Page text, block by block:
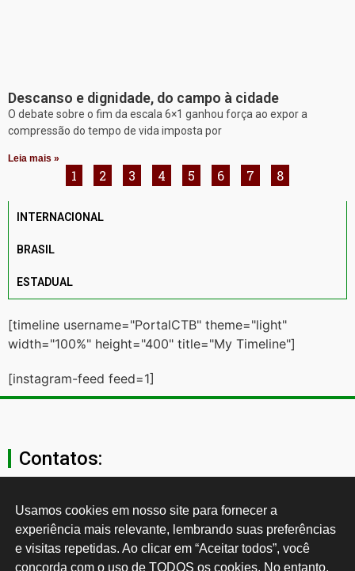
Descanso e dignidade, do campo à cidade
O debate sobre o fim da escala 6×1 ganhou força ao expor a
compressão do tempo de vida imposta por
Leia mais »
1 2 3 4 5 6 7 8
INTERNACIONAL
BRASIL
ESTADUAL
[timeline username="PortalCTB" theme="light"
width="100%" height="400" title="My Timeline"]
[instagram-feed feed=1]
Contatos:
secgeral@ctb.org.br
11 3874-0040
Usamos cookies em nosso site para fornecer a
experiência mais relevante, lembrando suas preferências
e visitas repetidas. Ao clicar em “Aceitar todos”, você
concorda com o uso de TODOS os cookies. No entanto,